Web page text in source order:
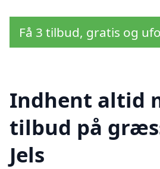
Få 3 tilbud, gratis og
Indhent altid
tilbud på
Jels